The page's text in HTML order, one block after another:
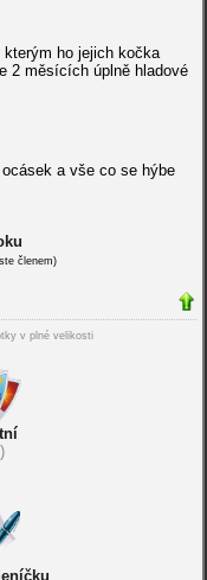
ho jejich kočka
2 měsících úplně hladové
a vše co se hýbe
členem)
v plné velikosti